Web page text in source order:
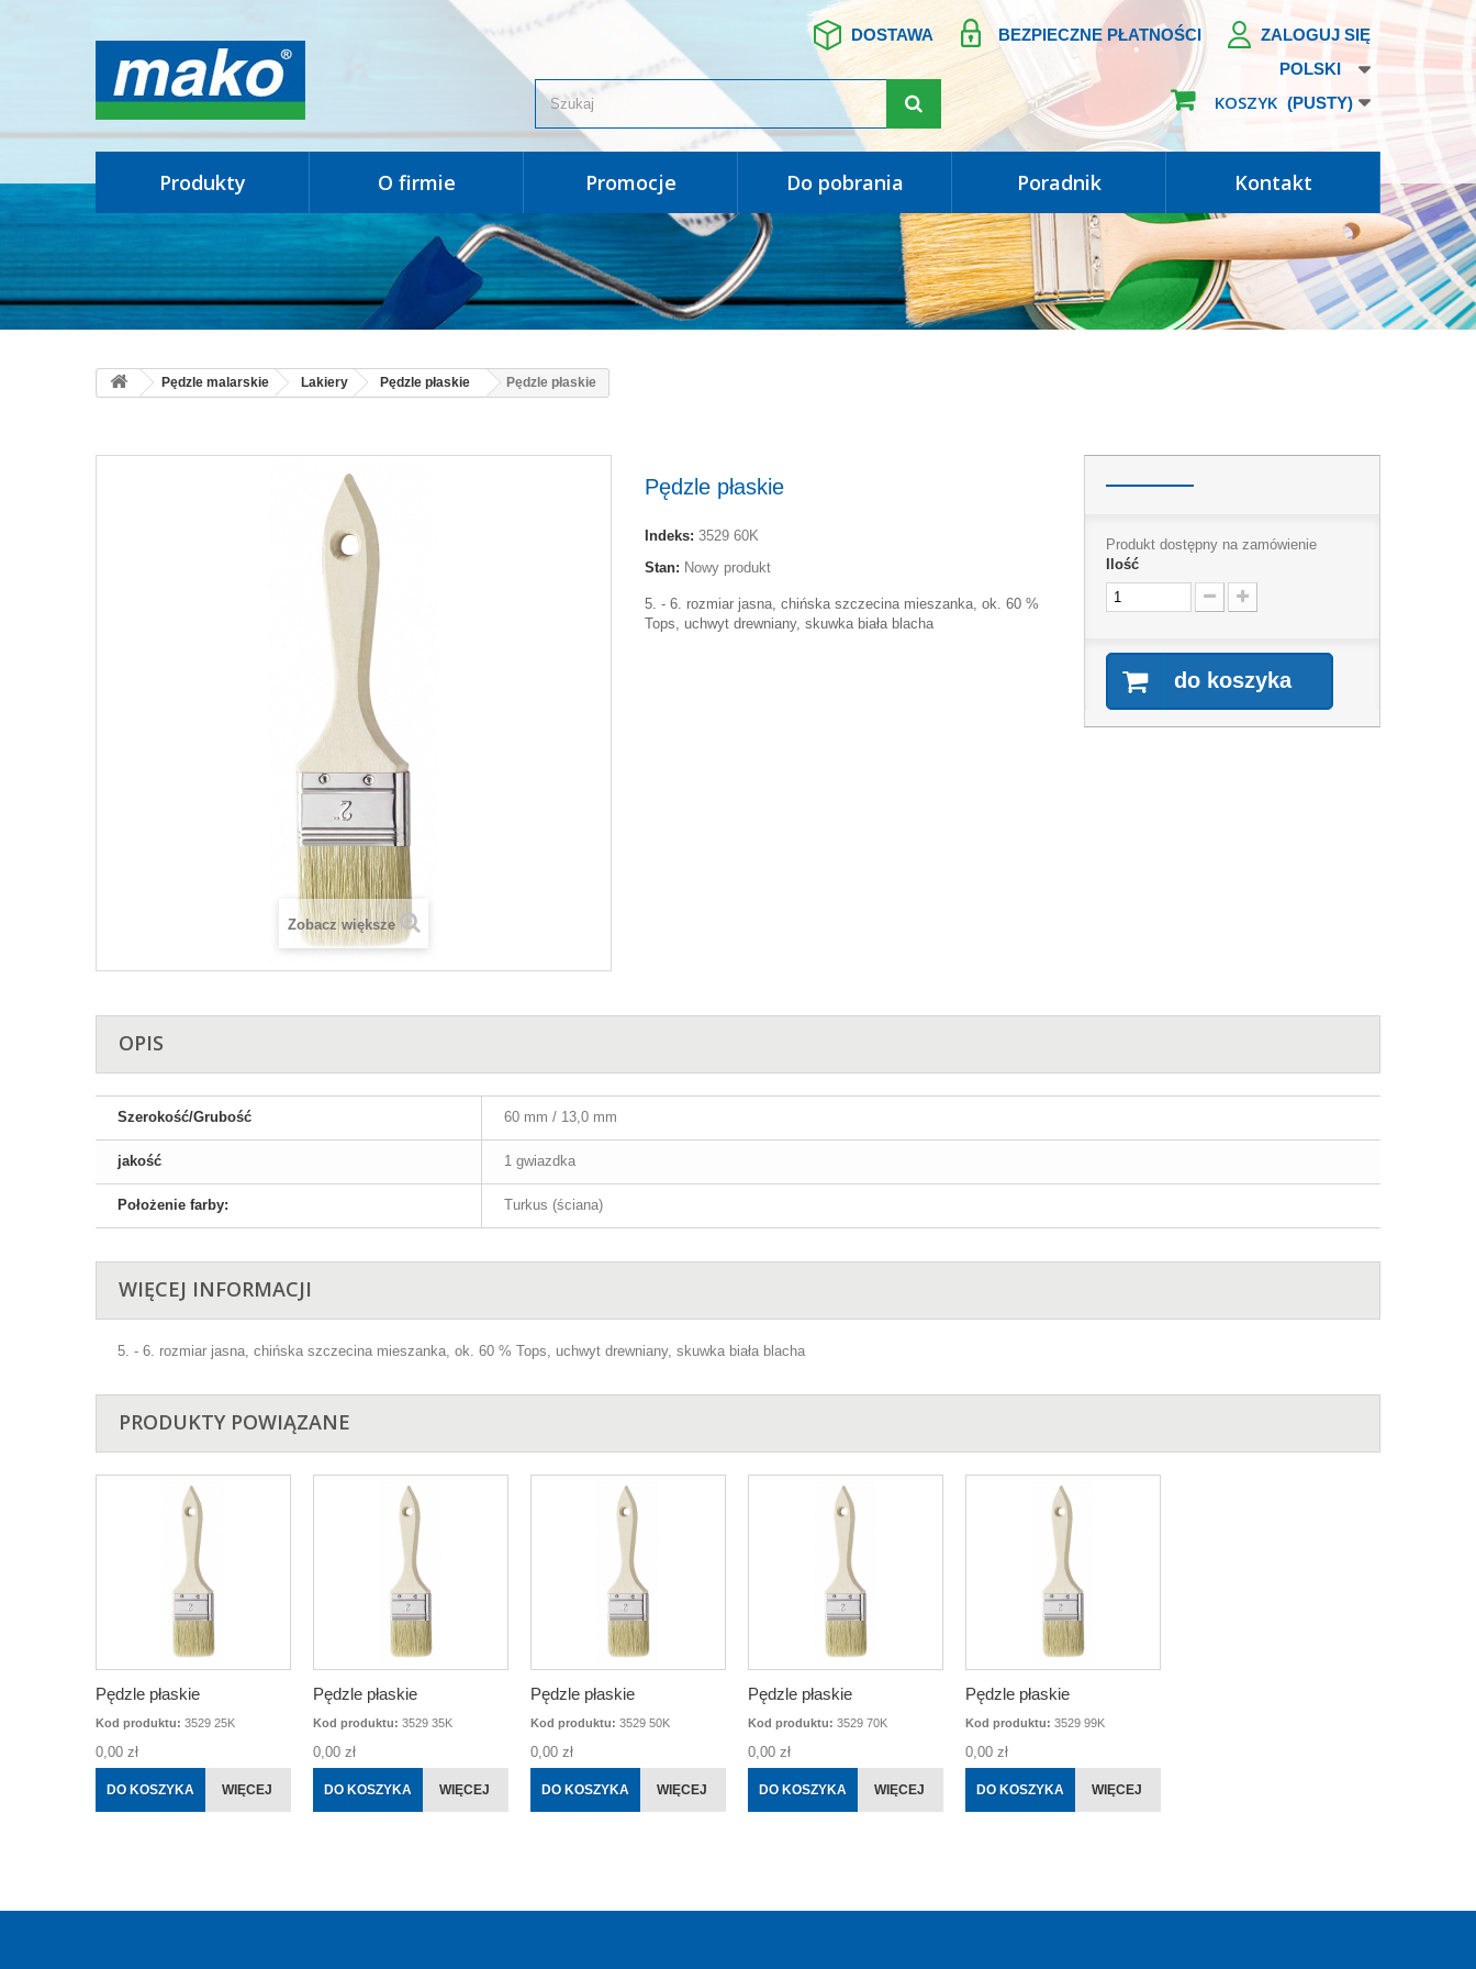
ZALOGUJ SIĘ
BEZPIECZNE PŁATNOŚCI
DOSTAWA
POLSKI
KOSZYK (PUSTY)
produkty o firmie promocje do pobrania poradnik kontakt
Pędzle malarskie Lakiery Pędzle płaskie Pędzle płaskie
Zobacz większe
Pędzle płaskie
Indeks: 3529 60K
Stan: Nowy produkt
5. - 6. rozmiar jasna, chińska szczecina mieszanka, ok. 60 %
Tops, uchwyt drewniany, skuwka biała blacha
Produkt dostępny na zamówienie
Ilość
do koszyka
OPIS
Szerokość/Grubość 60 mm / 13,0 mm
jakość 1 gwiazdka
Położenie farby: Turkus (ściana)
WIĘCEJ INFORMACJI
5. - 6. rozmiar jasna, chińska szczecina mieszanka, ok. 60 % Tops, uchwyt drewniany, skuwka biała blacha
PRODUKTY POWIĄZANE
Pędzle płaskie
Kod produktu: 3529 25K
0,00 zł
DO KOSZYKA WIĘCEJ
Pędzle płaskie
Kod produktu: 3529 35K
0,00 zł
DO KOSZYKA WIĘCEJ
Pędzle płaskie
Kod produktu: 3529 50K
0,00 zł
DO KOSZYKA WIĘCEJ
Pędzle płaskie
Kod produktu: 3529 70K
0,00 zł
DO KOSZYKA WIĘCEJ
Pędzle płaskie
Kod produktu: 3529 99K
0,00 zł
DO KOSZYKA WIĘCEJ